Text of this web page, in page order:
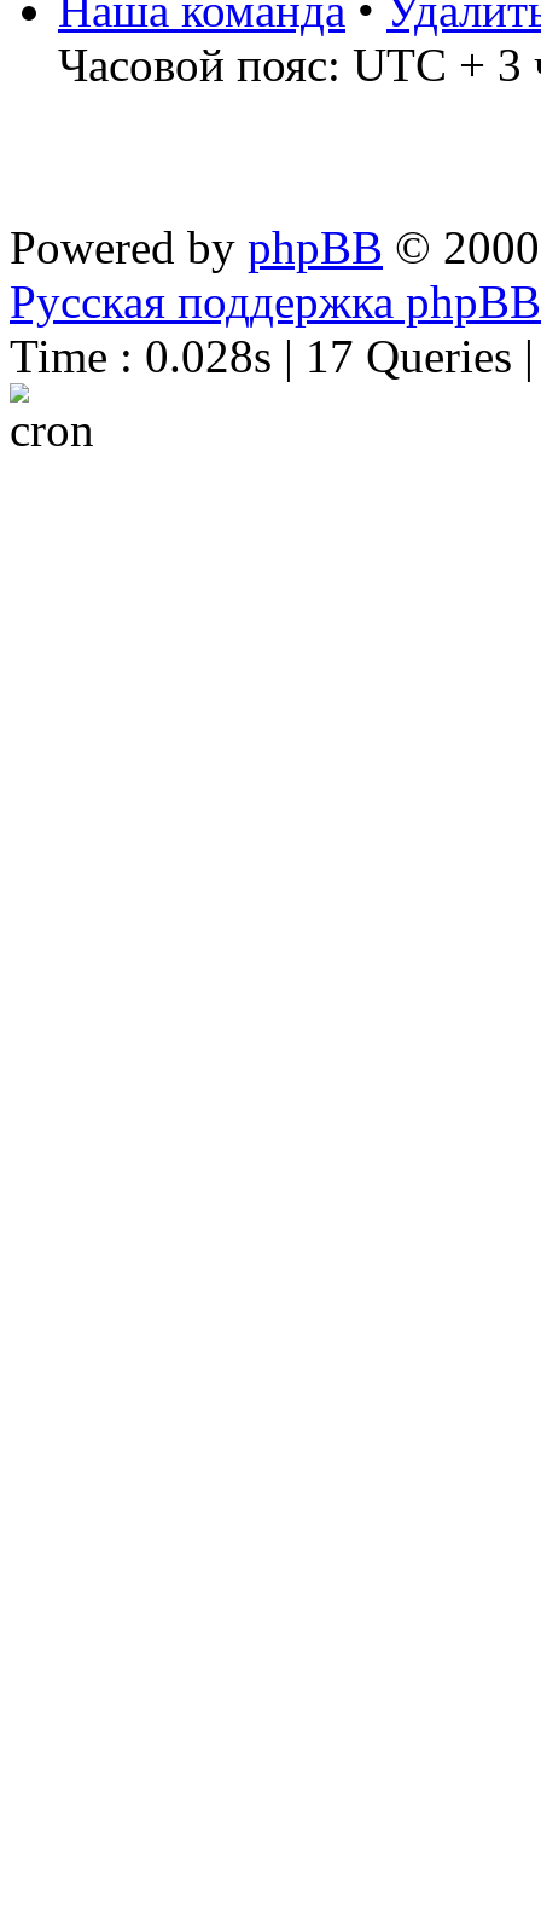
Наша команда •
Часовой пояс: UTC + 3
Powered by phpBB ©
Русская поддержка phpBB
Time : 0.028s | 17 Queries